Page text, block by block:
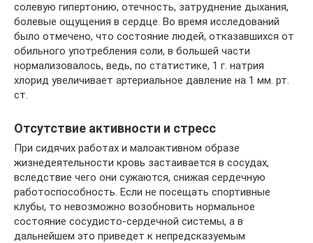
солевую гипертонию, отечность, затруднение дыхания,
болевые ощущения в сердце. Во время исследований
было отмечено, что состояние людей, отказавшихся от
обильного употребления соли, в большей части
нормализовалось, ведь, по статистике, 1 г. натрия
хлорид увеличивает артериальное давление на 1 мм. рт.
ст.
Отсутствие активности и стресс
При сидячих работах и малоактивном образе
жизнедеятельности кровь застаивается в сосудах,
вследствие чего они сужаются, снижая сердечную
работоспособность. Если не посещать спортивные
клубы, то невозможно возобновить нормальное
состояние сосудисто-сердечной системы, а в
дальнейшем это приведет к непредсказуемым